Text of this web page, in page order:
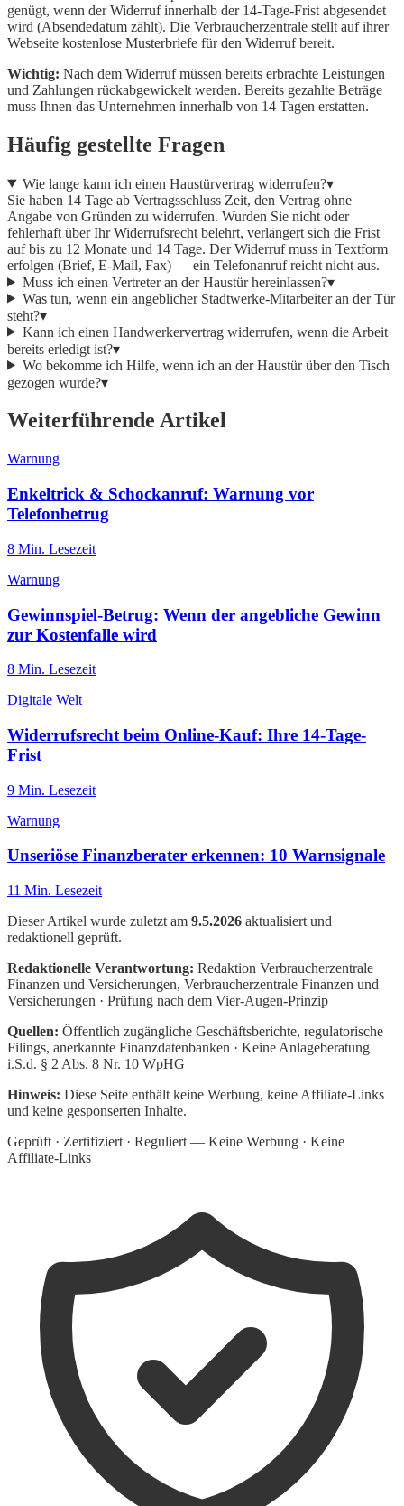
genügt, wenn der Widerruf innerhalb der 14-Tage-Frist abgesendet
wird (Absendedatum zählt). Die Verbraucherzentrale stellt auf ihrer
Webseite kostenlose Musterbriefe für den Widerruf bereit.
Wichtig: Nach dem Widerruf müssen bereits erbrachte Leistungen
und Zahlungen rückabgewickelt werden. Bereits gezahlte Beträge
muss Ihnen das Unternehmen innerhalb von 14 Tagen erstatten.
Häufig gestellte Fragen
Wie lange kann ich einen Haustürvertrag widerrufen?▾
Sie haben 14 Tage ab Vertragsschluss Zeit, den Vertrag ohne
Angabe von Gründen zu widerrufen. Wurden Sie nicht oder
fehlerhaft über Ihr Widerrufsrecht belehrt, verlängert sich die Frist
auf bis zu 12 Monate und 14 Tage. Der Widerruf muss in Textform
erfolgen (Brief, E-Mail, Fax) — ein Telefonanruf reicht nicht aus.
Muss ich einen Vertreter an der Haustür hereinlassen?▾
Was tun, wenn ein angeblicher Stadtwerke-Mitarbeiter an der Tür
steht?▾
Kann ich einen Handwerkervertrag widerrufen, wenn die Arbeit
bereits erledigt ist?▾
Wo bekomme ich Hilfe, wenn ich an der Haustür über den Tisch
gezogen wurde?▾
Weiterführende Artikel
Warnung
Enkeltrick & Schockanruf: Warnung vor
Telefonbetrug
8 Min. Lesezeit
Warnung
Gewinnspiel-Betrug: Wenn der angebliche Gewinn
zur Kostenfalle wird
8 Min. Lesezeit
Digitale Welt
Widerrufsrecht beim Online-Kauf: Ihre 14-Tage-
Frist
9 Min. Lesezeit
Warnung
Unseriöse Finanzberater erkennen: 10 Warnsignale
11 Min. Lesezeit
Dieser Artikel wurde zuletzt am 9.5.2026 aktualisiert und
redaktionell geprüft.
Redaktionelle Verantwortung: Redaktion Verbraucherzentrale
Finanzen und Versicherungen, Verbraucherzentrale Finanzen und
Versicherungen · Prüfung nach dem Vier-Augen-Prinzip
Quellen: Öffentlich zugängliche Geschäftsberichte, regulatorische
Filings, anerkannte Finanzdatenbanken · Keine Anlageberatung
i.S.d. § 2 Abs. 8 Nr. 10 WpHG
Hinweis: Diese Seite enthält keine Werbung, keine Affiliate-Links
und keine gesponserten Inhalte.
Geprüft · Zertifiziert · Reguliert — Keine Werbung · Keine
Affiliate-Links